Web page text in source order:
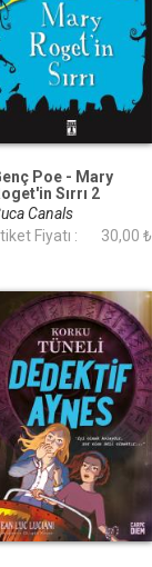
Poe - Mary
Sırrı 2
Canals
Fiyatı :
30,00 ₺